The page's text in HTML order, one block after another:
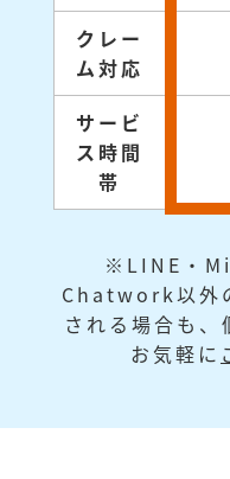
クレー
ム対応
サービ
ス時間
帯
※LINE・
Chatwork以外
される場合も、
お気軽に